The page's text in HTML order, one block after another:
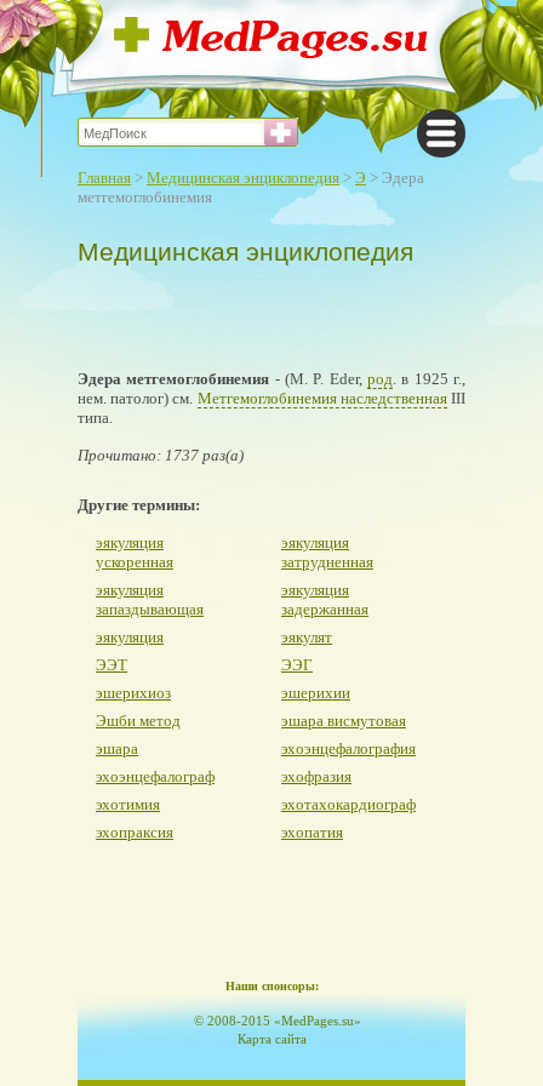
Главная > Медицинская энциклопедия > Э > Эдера
метгемоглобинемия
Медицинская энциклопедия
Эдера метгемоглобинемия - (М. P. Eder,род. в 1925 г.,
нем. патолог) см. Метгемоглобинемия наследственнаяIII
типа.
Прочитано: 1737 раз(а)
Другие термины:
эякуляция
ускоренная
эякуляция
затрудненная
эякуляция
запаздывающая
эякуляция
задержанная
эякуляция
эякулят
ЭЭТ
ЭЭГ
эшерихиоз
эшерихии
Эшби метод
эшара висмутовая
эшара
эхоэнцефалография
эхоэнцефалограф
эхофразия
эхотимия
эхотахокардиограф
эхопраксия
эхопатия
Наши спонсоры:
© 2008-2015 «MedPages.su»
Карта сайта